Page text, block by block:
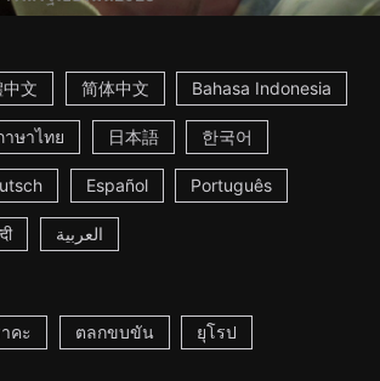
文 简体中文 Bahasa Indonesia
าษาไทย 日本語 한국어
Español Português
العربية
คะ ตลกขบขัน ยุโรป